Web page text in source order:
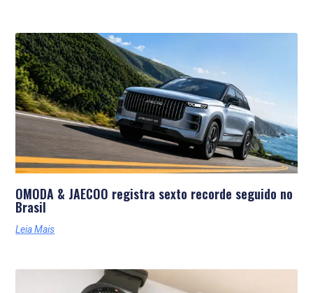
Últimas Notícias
OMODA & JAECOO registra sexto recorde seguido no
Brasil
Leia Mais